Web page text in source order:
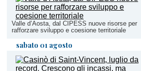
Valle d’Aosta, dal CIPESS nuove risorse per
rafforzare sviluppo e coesione territoriale
sabato 01 agosto